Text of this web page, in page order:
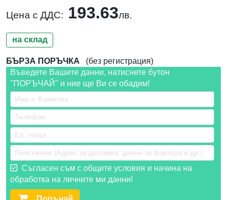
Цена с ДДС: 193.63лв.
на склад
БЪРЗА ПОРЪЧКА (без регистрация)
Въведете Вашите данни, натиснете бутон
"ПОРЪЧАЙ" и ние ще Ви се обадим!
Съгласен съм с общите условия и начина на
обработка на личните ми данни!